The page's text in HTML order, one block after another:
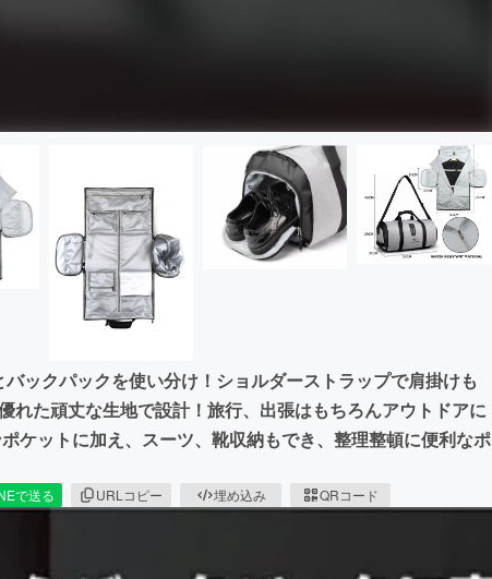
ックパックを使い分け！ショルダーストラップで肩掛けも
れた頑丈な生地で設計！旅行、出張はもちろんアウトドアに
ケットに加え、スーツ、靴収納もでき、整理整頓に便利なポ
で送る URLコピー 埋め込み QRコード